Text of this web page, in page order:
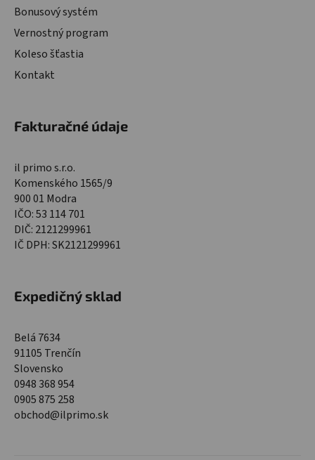
Bonusový systém
Vernostný program
Koleso šťastia
Kontakt
Fakturačné údaje
il primo s.r.o.
Komenského 1565/9
900 01 Modra
IČO: 53 114 701
DIČ: 2121299961
IČ DPH: SK2121299961
Expedičný sklad
Belá 7634
91105 Trenčín
Slovensko
0948 368 954
0905 875 258
obchod@ilprimo.sk